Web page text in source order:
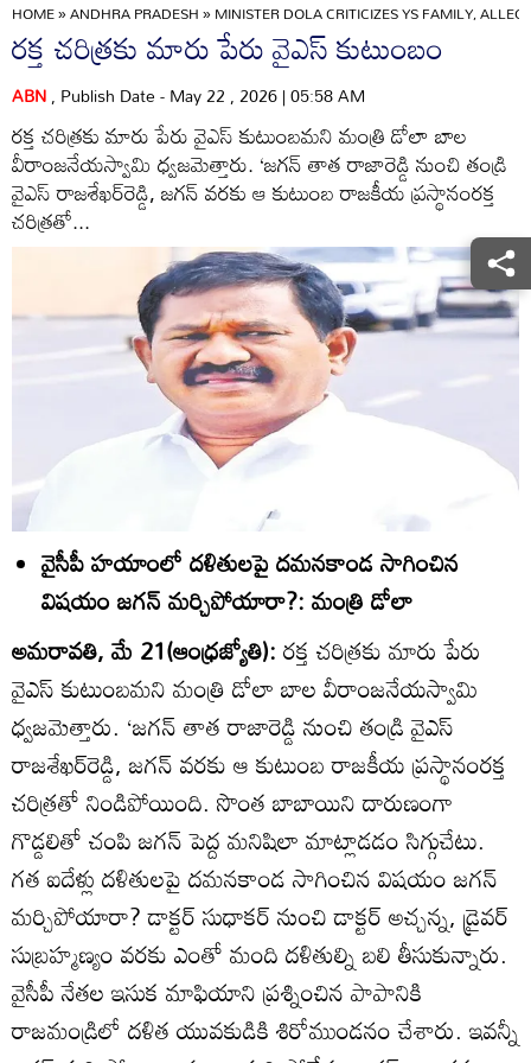
HOME»ANDHRA PRADESH»MINISTER DOLA CRITICIZES YS FAMILY,
రక్త చరిత్రకు మారు పేరు వైఎస్‌ కుటుంబం
ABN, Publish Date - May 22 , 2026 | 05:58 AM
రక్త చరిత్రకు మారు పేరు వైఎస్‌ కుటుంబమని మంత్రి డోలా బాల
వీరాంజనేయస్వామి ధ్వజమెత్తారు. ‘జగన్‌ తాత రాజారెడ్డి నుంచి తండ్రి
వైఎస్‌ రాజశేఖర్‌రెడ్డి, జగన్‌ వరకు ఆ కుటుంబ రాజకీయ ప్రస్థానంరక్త
చరిత్రతో...
వైసీపీ హయాంలో దళితులపై దమనకాండ సాగించిన
విషయం జగన్‌ మర్చిపోయారా?: మంత్రి డోలా
అమరావతి, మే 21(ఆంధ్రజ్యోతి):రక్త చరిత్రకు మారు పేరు
వైఎస్‌ కుటుంబమని మంత్రి డోలా బాల వీరాంజనేయస్వామి
ధ్వజమెత్తారు. ‘జగన్‌ తాత రాజారెడ్డి నుంచి తండ్రి వైఎస్‌
రాజశేఖర్‌రెడ్డి, జగన్‌ వరకు ఆ కుటుంబ రాజకీయ ప్రస్థానంరక్త
చరిత్రతో నిండిపోయింది. సొంత బాబాయిని దారుణంగా
గొడ్డలితో చంపి జగన్‌ పెద్ద మనిషిలా మాట్లాడడం సిగ్గుచేటు.
గత ఐదేళ్లు దళితులపై దమనకాండ సాగించిన విషయం జగన్‌
మర్చిపోయారా? డాక్టర్‌ సుధాకర్‌ నుంచి డాక్టర్‌ అచ్చన్న, డ్రైవర్‌
సుబ్రహ్మణ్యం వరకు ఎంతో మంది దళితుల్ని బలి తీసుకున్నారు.
వైసీపీ నేతల ఇసుక మాఫియాని ప్రశ్నించిన పాపానికి
రాజమండ్రిలో దళిత యువకుడికి శిరోముండనం చేశారు. ఇవన్నీ